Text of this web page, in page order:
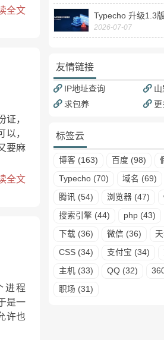
全文
，
，
要麻
全文
进程
是一
许也
Typecho 升级1.3
息
2026-07-07
友情链接
IP地址查询
求包养
标签云
博客 (163) 百度 (98)
Typecho (70) 域名 (69)
腾讯 (54) 浏览器 (47)
搜索引擎 (44) php (43)
下载 (36) 微信 (36)
CSS (34) 支付宝 (34)
主机 (33) QQ (32)
职场 (31)